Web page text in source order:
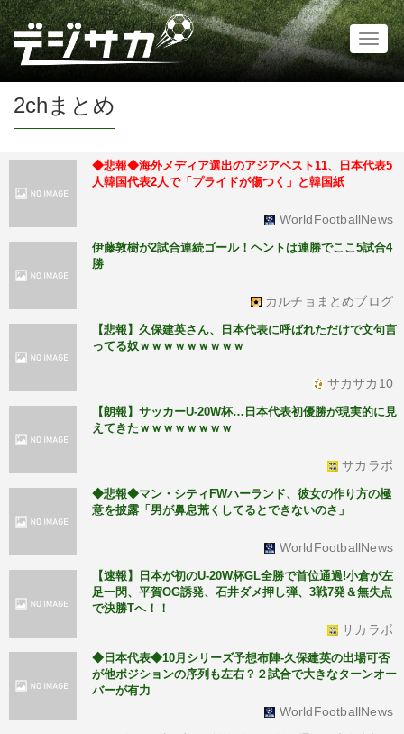
2chまとめ
◆悲報◆海外メディア選出のアジアベスト11、日本代表5
人韓国代表2人で「プライドが傷つく」と韓国紙
WorldFootballNews
伊藤敦樹が2試合連続ゴール！ヘントは連勝でここ5試合4
勝
カルチョまとめブログ
【悲報】久保建英さん、日本代表に呼ばれただけで文句言
ってる奴ｗｗｗｗｗｗｗｗｗ
サカサカ10
【朗報】サッカーU-20W杯…日本代表初優勝が現実的に見
えてきたｗｗｗｗｗｗｗｗ
サカラボ
◆悲報◆マン・シティFWハーランド、彼女の作り方の極
意を披露「男が鼻息荒くしてるとできないのさ」
WorldFootballNews
【速報】日本が初のU-20W杯GL全勝で首位通過!小倉が左
足一閃、平賀OG誘発、石井ダメ押し弾、3戦7発＆無失点
で決勝Tへ！！
サカラボ
◆日本代表◆10月シリーズ予想布陣-久保建英の出場可否
が他ポジションの序列も左右？２試合で大きなターンオー
バーが有力
WorldFootballNews